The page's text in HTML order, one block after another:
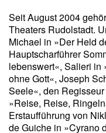
Seit August 2004
Theaters Rudolstadt.
Michael in »Der Held
Hauptscharführer
lebenswert«, Salieri in
ohne Gott«, Joseph
Seele«, den
»Reise, Reise,
Erstaufführung von
de Guiche in »Cyrano